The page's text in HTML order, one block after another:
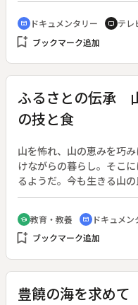
ープがあり、打ち上げの
取龍勢連」は、この年が初
げへの挑戦と、龍勢にかけ
cinematic_blur ドキュメンタリー tv テレ
bookmark_add ブックマーク追加
ふるさとの伝承
の技と食
山を怖れ、山の恵みを巧
けながらの暮らし。そこ
るようだ。今も生きる山
◆木肌、木目を生かした
合村）、谷を渡す暮らし
り、トチ餅づくり、酷しい
がらの焼き畑農業（椎葉
村、徳島県東祖谷山村、
球磨村、和歌山県古座川町。
school 教育・教養 cinematic_blur ドキュメン
bookmark_add ブックマーク追加
豊饒の海を求め